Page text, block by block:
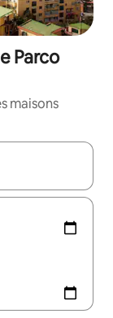
Parco
maisons
flèches vers le